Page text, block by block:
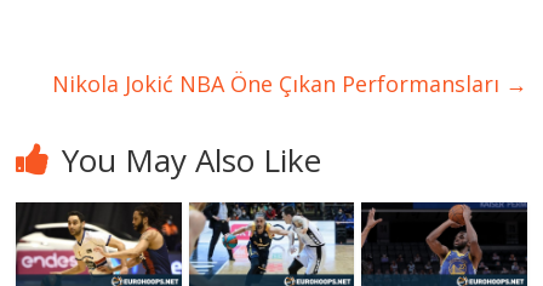
Nikola Jokić NBA Öne Çıkan Performansları →
You May Also Like